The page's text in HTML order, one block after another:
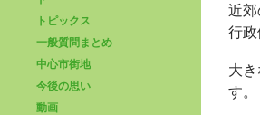
近
行政
大
す。
トピックス
一般質問まとめ
中心市街地
今後の思い
動画